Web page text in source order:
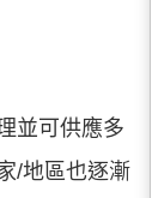
並可供應多
/地區也逐漸